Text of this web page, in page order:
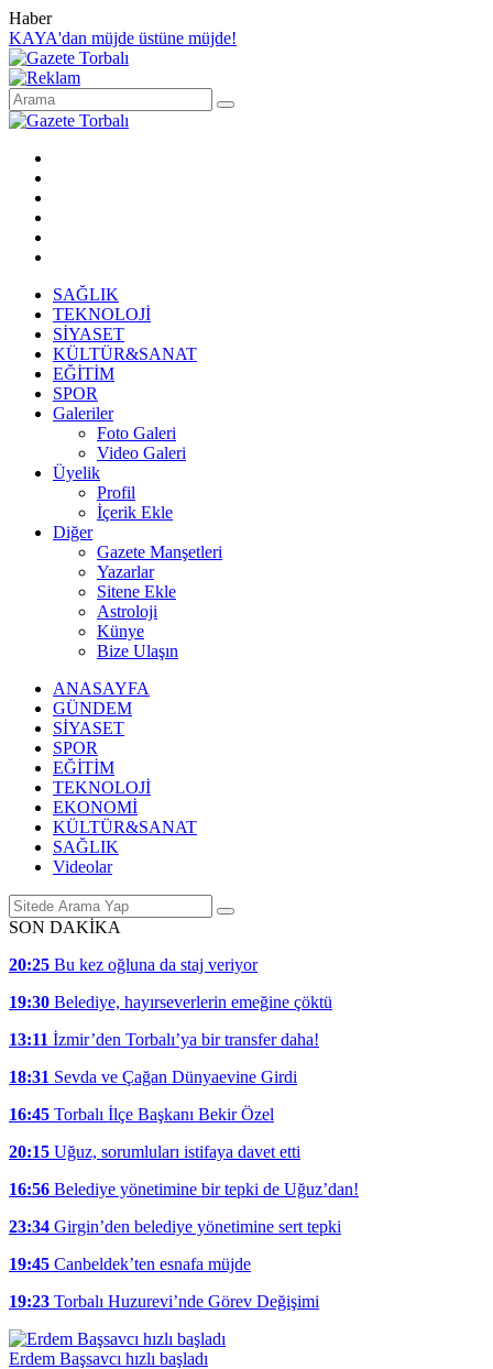
Haber
KAYA'dan müjde üstüne müjde!
SAĞLIK
TEKNOLOJİ
SİYASET
KÜLTÜR&SANAT
EĞİTİM
SPOR
Galeriler
Foto Galeri
Video Galeri
Üyelik
Profil
İçerik Ekle
Diğer
Gazete Manşetleri
Yazarlar
Sitene Ekle
Astroloji
Künye
Bize Ulaşın
ANASAYFA
GÜNDEM
SİYASET
SPOR
EĞİTİM
TEKNOLOJİ
EKONOMİ
KÜLTÜR&SANAT
SAĞLIK
Videolar
SON DAKİKA
20:25 Bu kez oğluna da staj veriyor
19:30 Belediye, hayırseverlerin emeğine çöktü
13:11 İzmir’den Torbalı’ya bir transfer daha!
18:31 Sevda ve Çağan Dünyaevine Girdi
16:45 Torbalı İlçe Başkanı Bekir Özel
20:15 Uğuz, sorumluları istifaya davet etti
16:56 Belediye yönetimine bir tepki de Uğuz’dan!
23:34 Girgin’den belediye yönetimine sert tepki
19:45 Canbeldek’ten esnafa müjde
19:23 Torbalı Huzurevi’nde Görev Değişimi
Erdem Başsavcı hızlı başladı